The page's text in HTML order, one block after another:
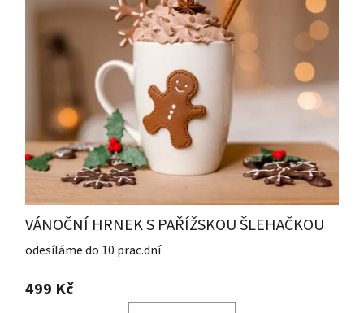
VÁNOČNÍ HRNEK S PAŘÍŽSKOU ŠLEHAČKOU
odesíláme do 10 prac.dní
499 Kč